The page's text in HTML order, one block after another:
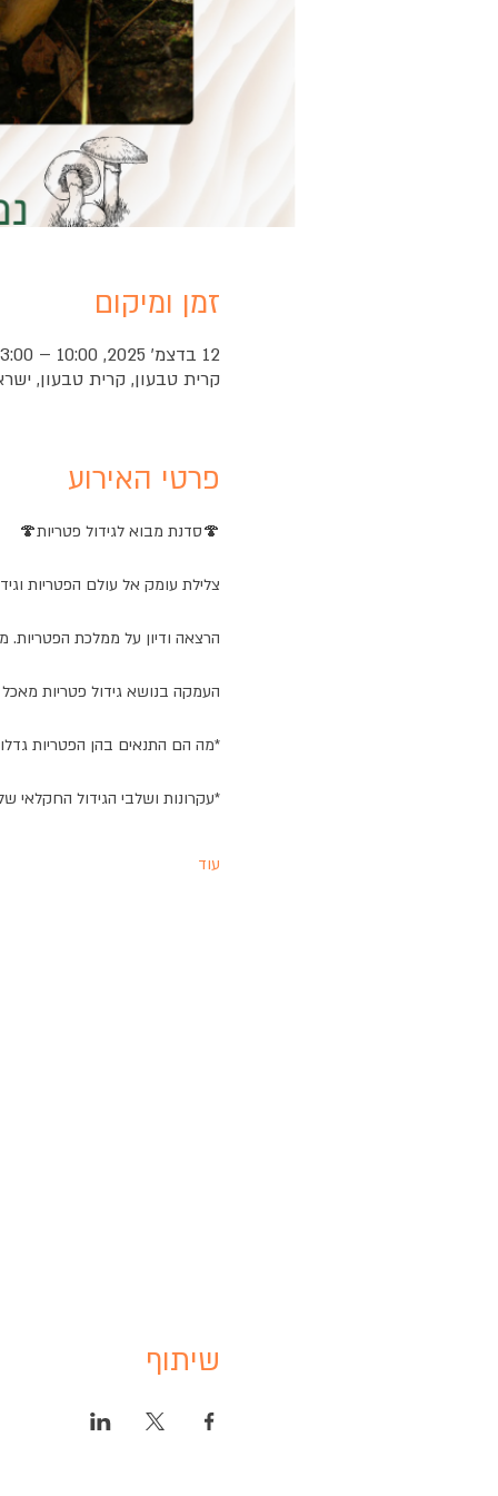
זמן ומיקום
12 בדצמ׳ 2025, 10:00 – 13:00
קרית טבעון, קרית טבעון,
פרטי האירוע
🍄סדנת מבוא לגידול פטריות🍄
צלילת עומק אל עולם הפטריות
הרצאה ודיון על ממלכת
העמקה בנושא גידול פטריות
*מה הם התנאים בהן הפטריות
*עקרונות ושלבי הגידול החקלאי
עוד
שיתוף